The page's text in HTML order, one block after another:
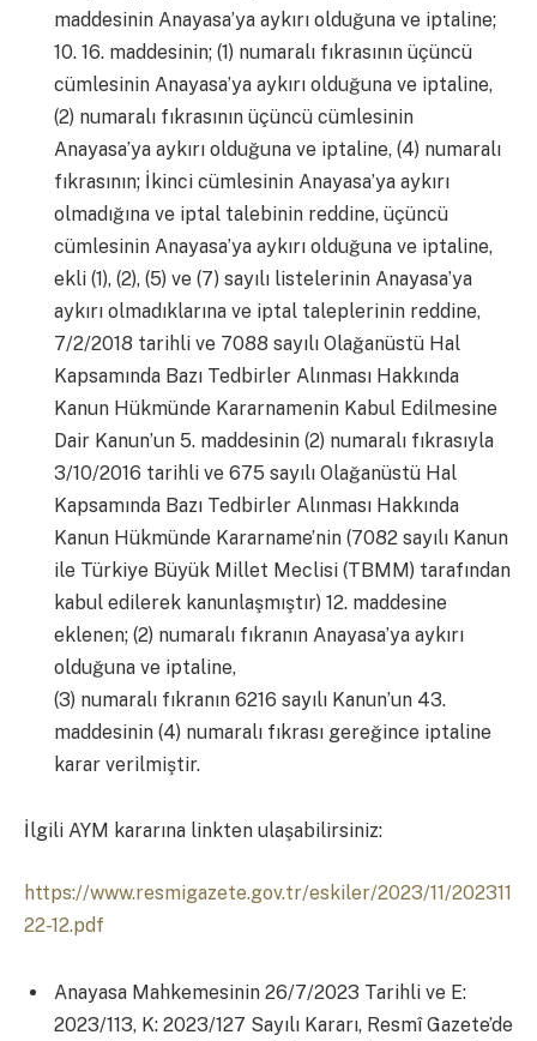
maddesinin Anayasa’ya aykırı olduğuna ve iptaline;
10. 16. maddesinin; (1) numaralı fıkrasının üçüncü
cümlesinin Anayasa’ya aykırı olduğuna ve iptaline,
(2) numaralı fıkrasının üçüncü cümlesinin
Anayasa’ya aykırı olduğuna ve iptaline, (4) numaralı
fıkrasının; İkinci cümlesinin Anayasa’ya aykırı
olmadığına ve iptal talebinin reddine, üçüncü
cümlesinin Anayasa’ya aykırı olduğuna ve iptaline,
ekli (1), (2), (5) ve (7) sayılı listelerinin Anayasa’ya
aykırı olmadıklarına ve iptal taleplerinin reddine,
7/2/2018 tarihli ve 7088 sayılı Olağanüstü Hal
Kapsamında Bazı Tedbirler Alınması Hakkında
Kanun Hükmünde Kararnamenin Kabul Edilmesine
Dair Kanun’un 5. maddesinin (2) numaralı fıkrasıyla
3/10/2016 tarihli ve 675 sayılı Olağanüstü Hal
Kapsamında Bazı Tedbirler Alınması Hakkında
Kanun Hükmünde Kararname’nin (7082 sayılı Kanun
ile Türkiye Büyük Millet Meclisi (TBMM) tarafından
kabul edilerek kanunlaşmıştır) 12. maddesine
eklenen; (2) numaralı fıkranın Anayasa’ya aykırı
olduğuna ve iptaline,
(3) numaralı fıkranın 6216 sayılı Kanun’un 43.
maddesinin (4) numaralı fıkrası gereğince iptaline
karar verilmiştir.
İlgili AYM kararına linkten ulaşabilirsiniz:
https://www.resmigazete.gov.tr/eskiler/2023/11/202311
22-12.pdf
Anayasa Mahkemesinin 26/7/2023 Tarihli ve E:
2023/113, K: 2023/127 Sayılı Kararı, Resmî Gazete’de